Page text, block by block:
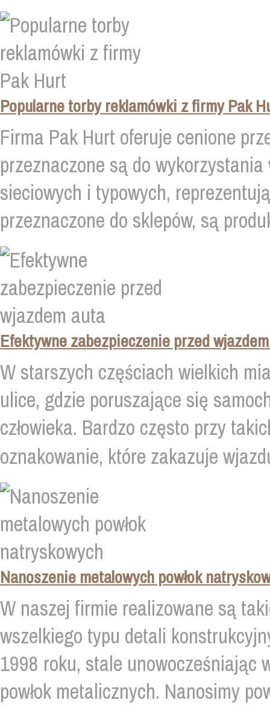
Popularne torby reklamówki z firmy Pak
Firma Pak Hurt oferuje cenione
przeznaczone są do
sieciowych i typowych,
przeznaczone do sklepów, są
Efektywne zabezpieczenie przed
W starszych częściach wielkich
ulice, gdzie poruszające się
człowieka. Bardzo często przy
oznakowanie, które zakazuje
Nanoszenie metalowych powłok
W naszej firmie realizowane są
wszelkiego typu detali
1998 roku, stale unowocześniając
powłok metalicznych. Nanosimy